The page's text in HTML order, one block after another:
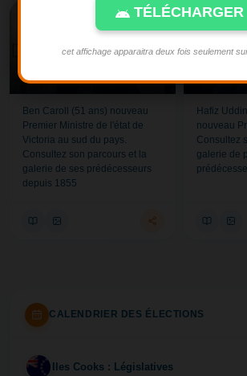
Source : Facebook du PM
Ben Caroll (51 ans) nouveau
Premier Ministre de l'état de
Victoria au sud du pays.
Consultez son parcours et la
galerie de ses prédécesseurs
depuis 1855
Hafiz
nouveau
Consultez
galerie de
CALENDRIER DES ÉLECTIONS
IL Iles Cooks : Législatives
TÉLÉCHARGER
cet affichage apparaitra deux fois seulement